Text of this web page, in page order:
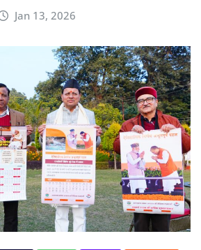
Jan 13, 2026